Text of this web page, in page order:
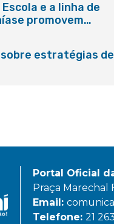
e a linha de
promovem
estratégias
Portal Oficial
Praça Marechal
Email:
Telefone:21